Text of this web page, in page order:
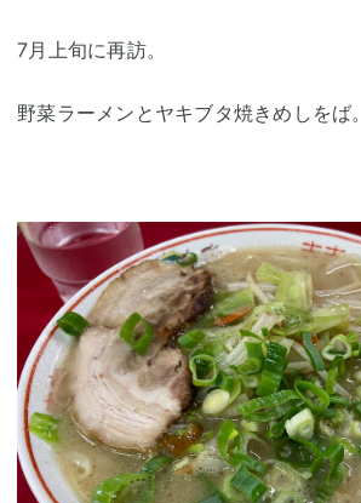
7月上旬に再訪。
野菜ラーメンとヤキブタ焼きめしをば。